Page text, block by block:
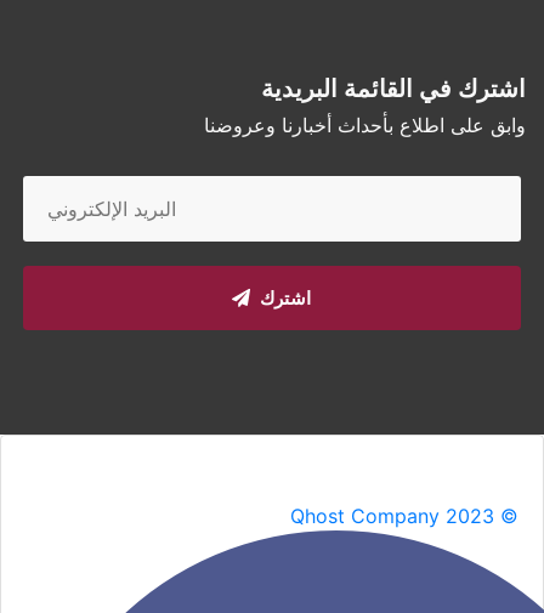
اشترك في القائمة البريدية
وابق على اطلاع بأحداث أخبارنا وعروضنا
اشترك
Qhost Company 2023 ©